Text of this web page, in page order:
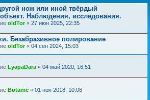
нож или иной твёрдый
Наблюдения, исследования.
oldTor« 27 июн 2025, 22:35
Безабразивное полирование
oldTor« 04 сен 2024, 15:03
LyapaDara « 04 май 2020, 16:51
Botanic « 01 ноя 2018, 10:06